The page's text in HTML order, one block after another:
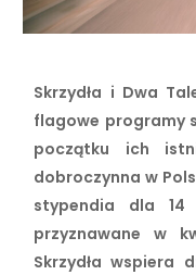
Skrzydła i Dwa
flagowe programy
początku ich
dobroczynna w
stypendia dla 14
przyznawane w
Skrzydła wspiera